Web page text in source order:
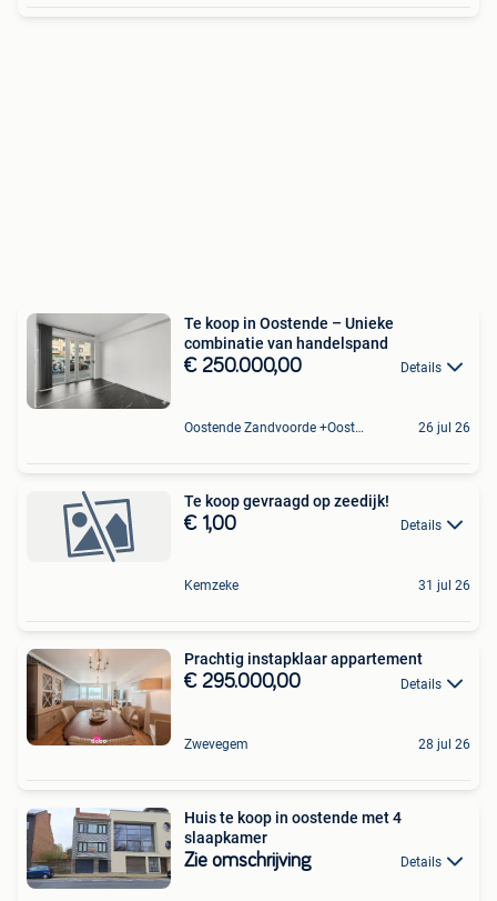
Te koop in Oostende – Unieke
combinatie van handelspand
€ 250.000,00 Details
Oostende Zandvoorde +Oostende 26 jul 26
Te koop gevraagd op zeedijk!
€ 1,00 Details
Kemzeke 31 jul 26
Prachtig instapklaar appartement
€ 295.000,00 Details
Zwevegem 28 jul 26
Huis te koop in oostende met 4
slaapkamer
Zie omschrijving Details